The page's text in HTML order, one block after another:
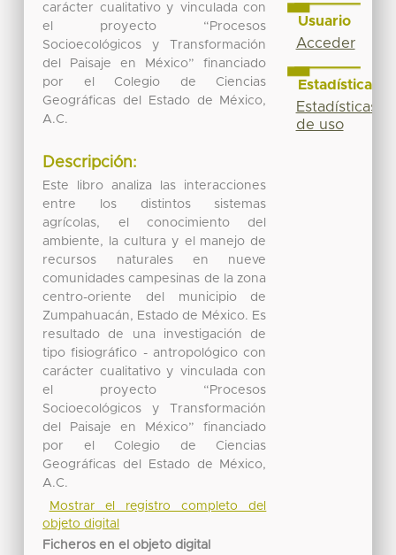
carácter cualitativo y vinculada con
el proyecto “Procesos
Socioecológicos y Transformación
del Paisaje en México” financiado
por el Colegio de Ciencias
Geográficas del Estado de México,
A.C.
Descripción:
Este libro analiza las interacciones
entre los distintos sistemas
agrícolas, el conocimiento del
ambiente, la cultura y el manejo de
recursos naturales en nueve
comunidades campesinas de la zona
centro-oriente del municipio de
Zumpahuacán, Estado de México. Es
resultado de una investigación de
tipo fisiográfico - antropológico con
carácter cualitativo y vinculada con
el proyecto “Procesos
Socioecológicos y Transformación
del Paisaje en México” financiado
por el Colegio de Ciencias
Geográficas del Estado de México,
A.C.
Mostrar el registro completo del
objeto digital
Ficheros en el objeto digital
Usuario
Acceder
Estadísticas
Estadísticas
de uso